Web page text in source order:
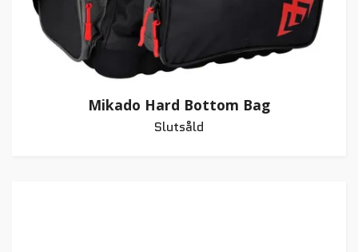
Mikado Hard Bottom Bag
Slutsåld